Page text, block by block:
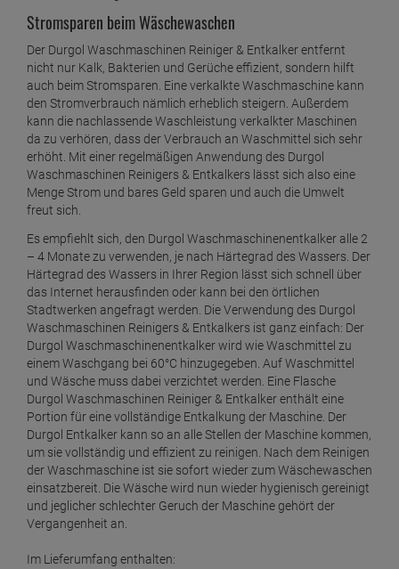
Stromsparen beim Wäschewaschen
Der Durgol Waschmaschinen Reiniger & Entkalker entfernt
nicht nur Kalk, Bakterien und Gerüche effizient, sondern hilft
auch beim Stromsparen. Eine verkalkte Waschmaschine kann
den Stromverbrauch nämlich erheblich steigern. Außerdem
kann die nachlassende Waschleistung verkalkter Maschinen
da zu verhören, dass der Verbrauch an Waschmittel sich sehr
erhöht. Mit einer regelmäßigen Anwendung des Durgol
Waschmaschinen Reinigers & Entkalkers lässt sich also eine
Menge Strom und bares Geld sparen und auch die Umwelt
freut sich.
Es empfiehlt sich, den Durgol Waschmaschinenentkalker alle 2
– 4 Monate zu verwenden, je nach Härtegrad des Wassers. Der
Härtegrad des Wassers in Ihrer Region lässt sich schnell über
das Internet herausfinden oder kann bei den örtlichen
Stadtwerken angefragt werden. Die Verwendung des Durgol
Waschmaschinen Reinigers & Entkalkers ist ganz einfach: Der
Durgol Waschmaschinenentkalker wird wie Waschmittel zu
einem Waschgang bei 60°C hinzugegeben. Auf Waschmittel
und Wäsche muss dabei verzichtet werden. Eine Flasche
Durgol Waschmaschinen Reiniger & Entkalker enthält eine
Portion für eine vollständige Entkalkung der Maschine. Der
Durgol Entkalker kann so an alle Stellen der Maschine kommen,
um sie vollständig und effizient zu reinigen. Nach dem Reinigen
der Waschmaschine ist sie sofort wieder zum Wäschewaschen
einsatzbereit. Die Wäsche wird nun wieder hygienisch gereinigt
und jeglicher schlechter Geruch der Maschine gehört der
Vergangenheit an.
Im Lieferumfang enthalten: